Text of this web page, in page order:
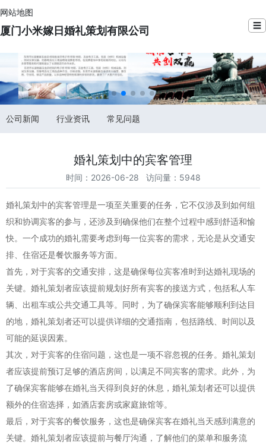
网站地图
厦门小米嫁日婚礼策划有限公司 ☰
公司新闻 行业资讯 常见问题
婚礼策划中的宾客管理
时间：2026-06-28 访问量：5948
婚礼策划中的宾客管理是一项至关重要的任务，它不仅涉及到如何组
织和协调宾客的参与，还涉及到确保他们在整个过程中感到舒适和愉
快。一个成功的婚礼需要考虑到每一位宾客的需求，无论是从交通安
排、住宿还是餐饮服务等方面。
首先，对于宾客的交通安排，这是确保每位宾客准时到达婚礼现场的
关键。婚礼策划者应该提前规划好所有宾客的接送方式，包括私人车
辆、出租车或公共交通工具等。同时，为了确保宾客能够顺利到达目
的地，婚礼策划者还可以提供详细的交通指南，包括路线、时间以及
可能的延误因素。
其次，对于宾客的住宿问题，这也是一项不容忽视的任务。婚礼策划
者应该提前预订足够的酒店房间，以满足不同宾客的需求。此外，为
了确保宾客能够在婚礼当天得到良好的休息，婚礼策划者还可以提供
额外的住宿选择，如酒店套房或家庭旅馆等。
最后，对于宾客的餐饮服务，这也是确保宾客在婚礼当天感到满意的
关键。婚礼策划者应该提前与餐厅沟通，了解他们的菜单和服务流